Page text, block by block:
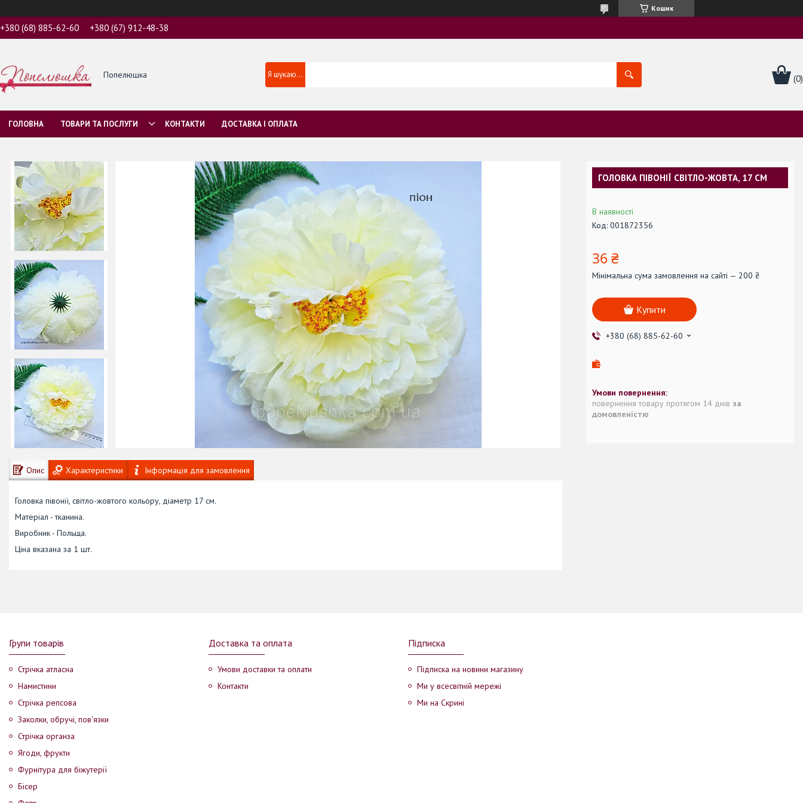
Кошик
+380 (68) 885-62-60 +380 (67) 912-48-38
Попелюшка
ГОЛОВНА ТОВАРИ ТА ПОСЛУГИ КОНТАКТИ ДОСТАВКА І ОПЛАТА
Опис Характеристики Інформація для замовлення
Головка півонії, світло-жовтого кольору, діаметр 17 см.
Матеріал - тканина.
Виробник - Польща.
Ціна вказана за 1 шт.
ГОЛОВКА ПІВОНІЇ СВІТЛО-ЖОВТА, 17 СМ
В наявності
Код: 001872356
36 ₴
Мінімальна сума замовлення на сайті — 200 ₴
Купити
+380 (68) 885-62-60
повернення товару протягом 14 днів за
домовленістю
Групи товарів
Стрічка атласна
Намистини
Стрічка репсова
Заколки, обручі, пов'язки
Стрічка органза
Ягоди, фрукти
Фурнітура для біжутерії
Бісер
Доставка та оплата
Умови доставки та оплати
Контакти
Підписка
Підписка на новини магазину
Ми у всесвітній мережі
Ми на Скрині